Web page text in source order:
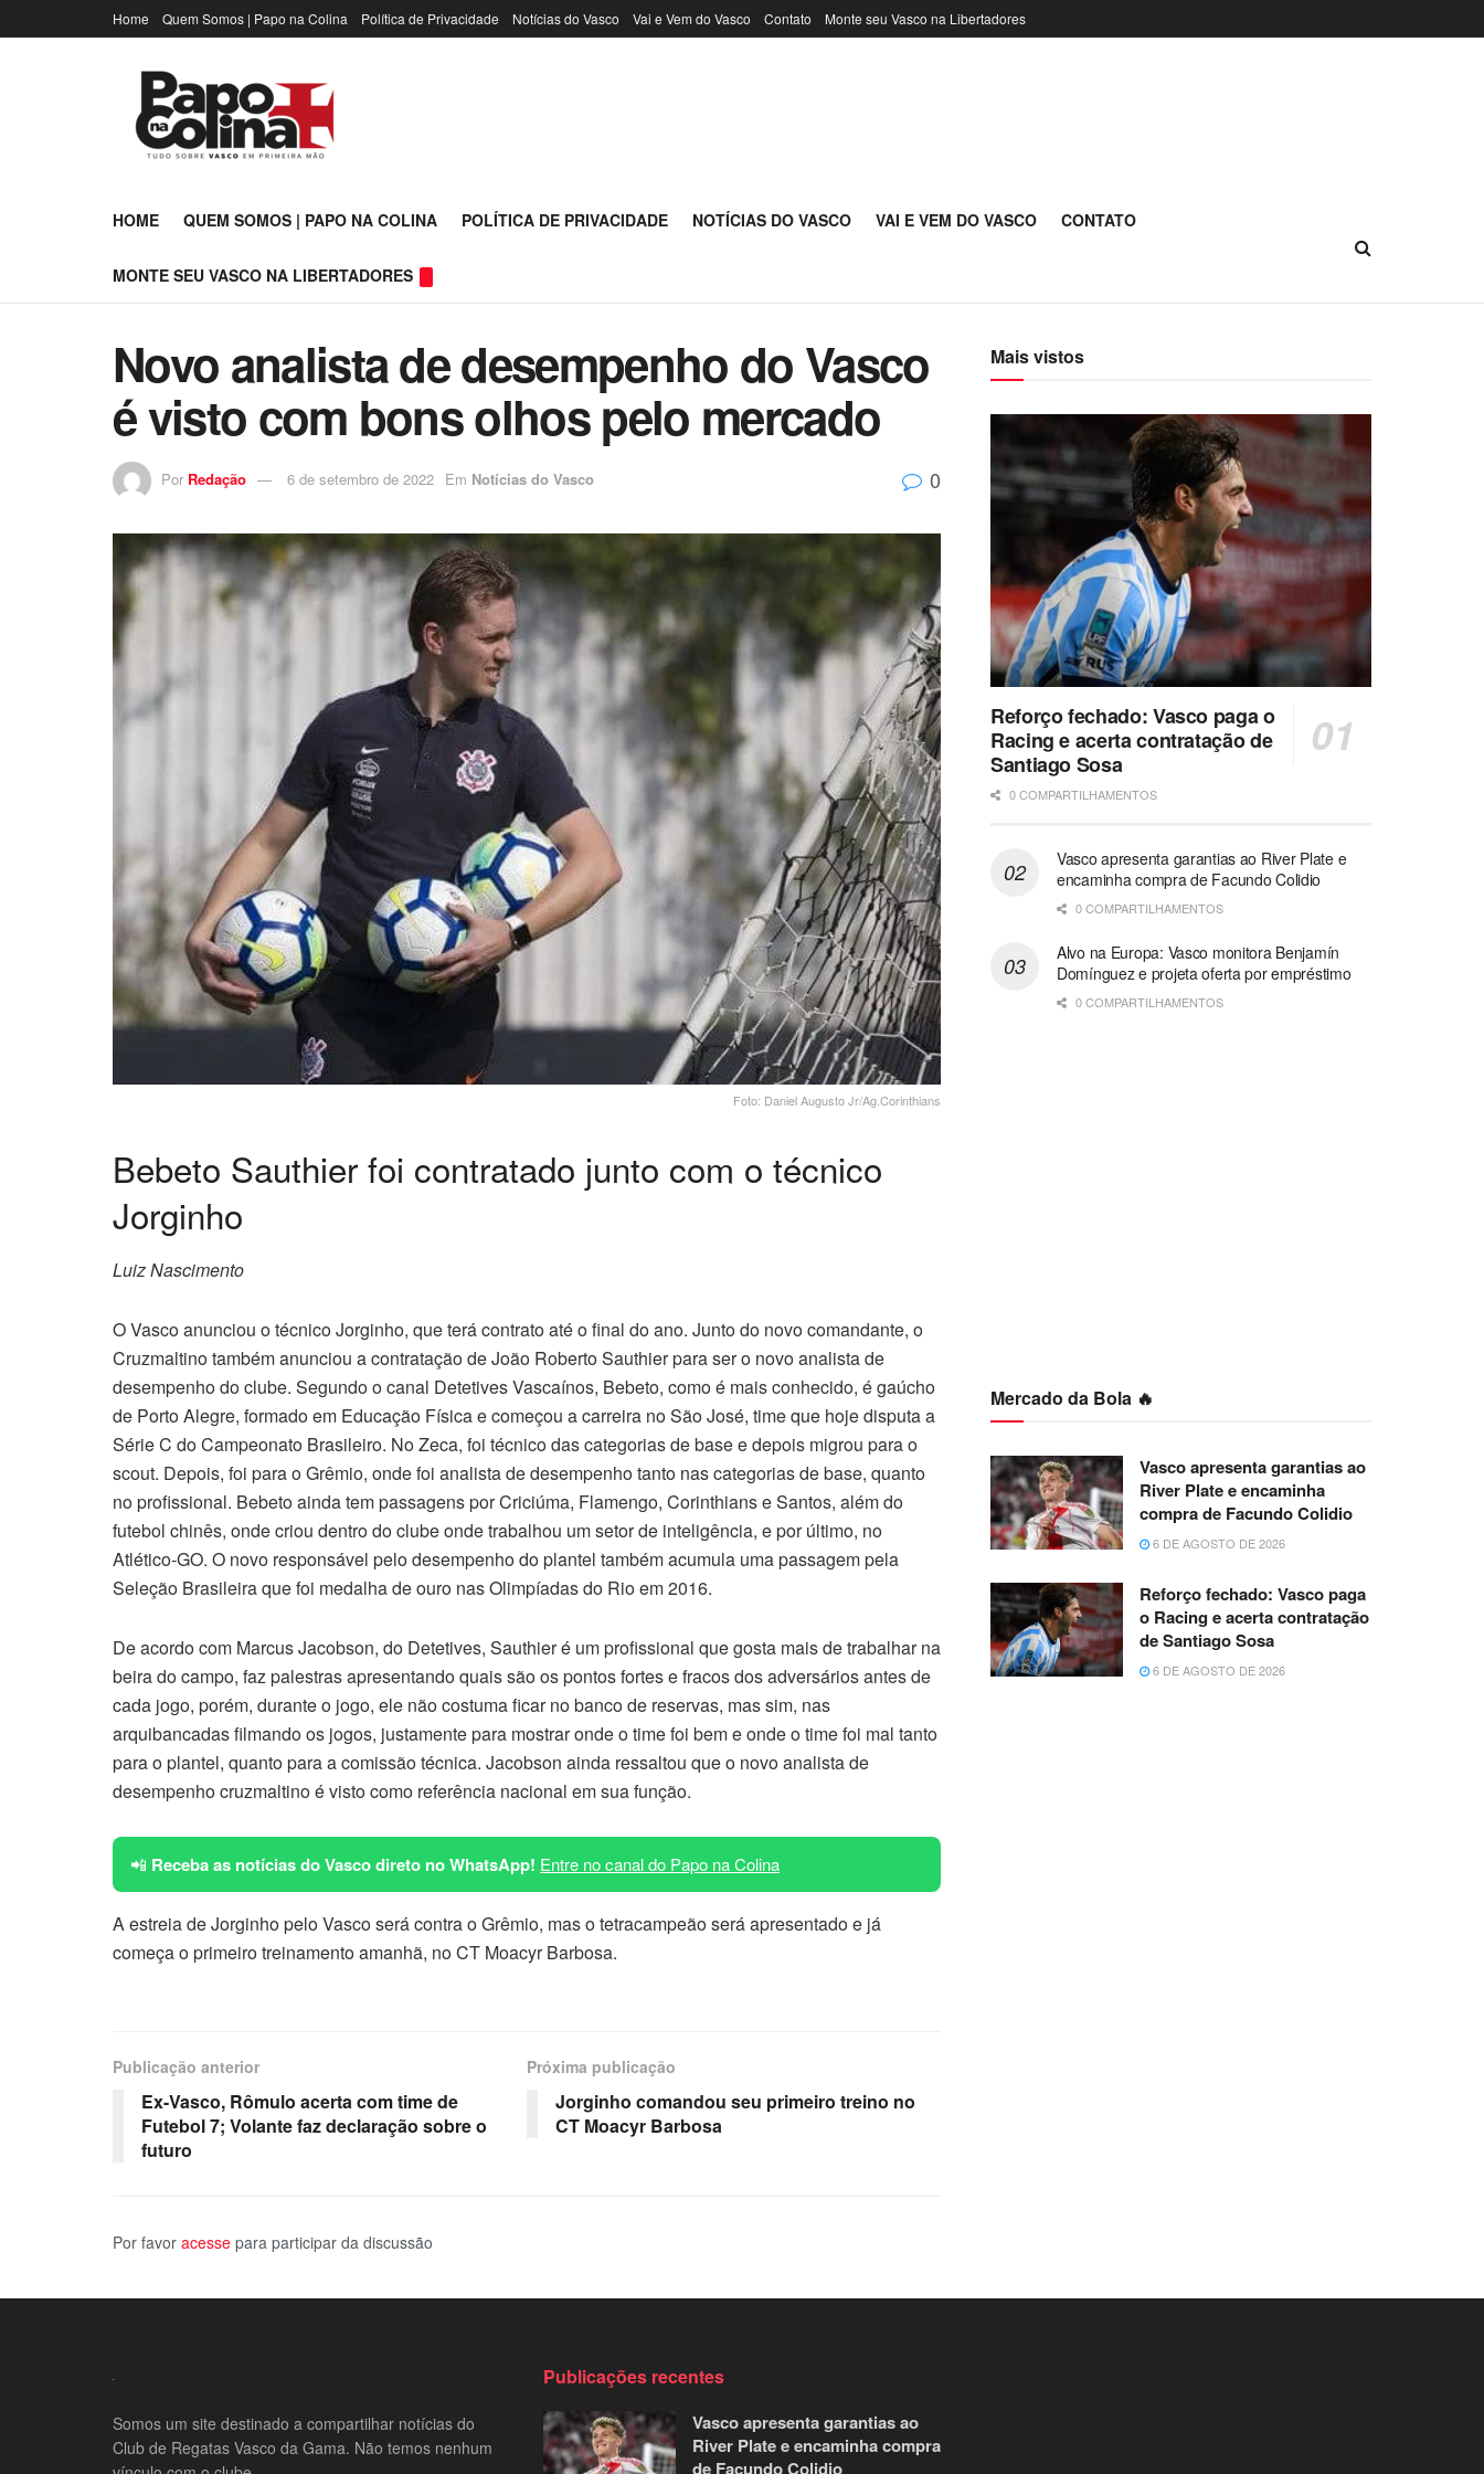
Home Quem Somos | Papo na Colina Política de Privacidade Notícias do Vasco Vai e Vem do Vasco Contato Monte seu Vasco na Libertadores
HOME QUEM SOMOS | PAPO NA COLINA POLÍTICA DE PRIVACIDADE NOTÍCIAS DO VASCO VAI E VEM DO VASCO CONTATO
MONTE SEU VASCO NA LIBERTADORES
Novo analista de desempenho do Vasco
é visto com bons olhos pelo mercado
Por Redação 6 de setembro de 2022 Em Notícias do Vasco 0
Foto: Daniel Augusto Jr/Ag.Corinthians
Bebeto Sauthier foi contratado junto com o técnico
Jorginho
Luiz Nascimento
O Vasco anunciou o técnico Jorginho, que terá contrato até o final do ano. Junto do novo comandante, o
Cruzmaltino também anunciou a contratação de João Roberto Sauthier para ser o novo analista de
desempenho do clube. Segundo o canal Detetives Vascaínos, Bebeto, como é mais conhecido, é gaúcho
de Porto Alegre, formado em Educação Física e começou a carreira no São José, time que hoje disputa a
Série C do Campeonato Brasileiro. No Zeca, foi técnico das categorias de base e depois migrou para o
scout. Depois, foi para o Grêmio, onde foi analista de desempenho tanto nas categorias de base, quanto
no profissional. Bebeto ainda tem passagens por Criciúma, Flamengo, Corinthians e Santos, além do
futebol chinês, onde criou dentro do clube onde trabalhou um setor de inteligência, e por último, no
Atlético-GO. O novo responsável pelo desempenho do plantel também acumula uma passagem pela
Seleção Brasileira que foi medalha de ouro nas Olimpíadas do Rio em 2016.
De acordo com Marcus Jacobson, do Detetives, Sauthier é um profissional que gosta mais de trabalhar na
beira do campo, faz palestras apresentando quais são os pontos fortes e fracos dos adversários antes de
cada jogo, porém, durante o jogo, ele não costuma ficar no banco de reservas, mas sim, nas
arquibancadas filmando os jogos, justamente para mostrar onde o time foi bem e onde o time foi mal tanto
para o plantel, quanto para a comissão técnica. Jacobson ainda ressaltou que o novo analista de
desempenho cruzmaltino é visto como referência nacional em sua função.
📲 Receba as notícias do Vasco direto no WhatsApp! Entre no canal do Papo na Colina
A estreia de Jorginho pelo Vasco será contra o Grêmio, mas o tetracampeão será apresentado e já
começa o primeiro treinamento amanhã, no CT Moacyr Barbosa.
Publicação anterior
Ex-Vasco, Rômulo acerta com time de
Futebol 7; Volante faz declaração sobre o
futuro
Próxima publicação
Jorginho comandou seu primeiro treino no
CT Moacyr Barbosa
Por favor acesse para participar da discussão
Mais vistos
Reforço fechado: Vasco paga o
Racing e acerta contratação de
Santiago Sosa
0 COMPARTILHAMENTOS
Vasco apresenta garantias ao River Plate e
encaminha compra de Facundo Colidio
0 COMPARTILHAMENTOS
Alvo na Europa: Vasco monitora Benjamín
Domínguez e projeta oferta por empréstimo
0 COMPARTILHAMENTOS
Mercado da Bola 🔥
Vasco apresenta garantias ao
River Plate e encaminha
compra de Facundo Colidio
6 DE AGOSTO DE 2026
Reforço fechado: Vasco paga
o Racing e acerta contratação
de Santiago Sosa
6 DE AGOSTO DE 2026
Somos um site destinado a compartilhar notícias do
Club de Regatas Vasco da Gama. Não temos nenhum
Publicações recentes
Vasco apresenta garantias ao
River Plate e encaminha compra
de Facundo Colidio